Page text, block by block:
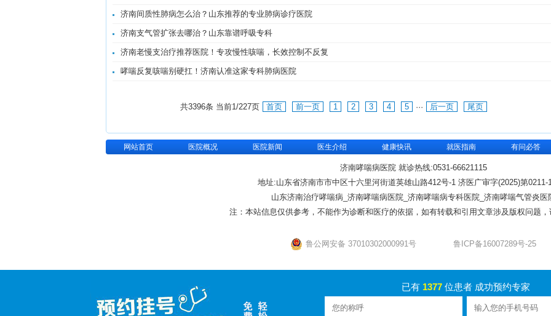
济南间质性肺病怎么治？山东推荐的专业肺病诊疗医院
济南支气管扩张去哪治？山东靠谱呼吸专科
济南老慢支治疗推荐医院！专攻慢性咳喘，长效控制不反复
哮喘反复咳喘别硬扛！济南认准这家专科肺病医院
共3396条 当前1/227页 首页 前一页 1 2 3 4 5 ··· 后一页 尾页
网站首页 医院概况 医院新闻 医生介绍 健康快讯 就医指南 有问必答
济南哮喘病医院 就诊热线:0531-66621115
地址:山东省济南市市中区十六里河街道英雄山路412号-1 济医广审字(2025)第0211-
山东济南治疗哮喘病_济南哮喘病医院_济南哮喘病专科医院_济南哮喘气管炎医
注：本站信息仅供参考，不能作为诊断和医疗的依据，如有转载和引用文章涉及版权问题
已有1377 位患者 成功预约专家
鲁公网安备 37010302000991号 鲁ICP备16007289号-25